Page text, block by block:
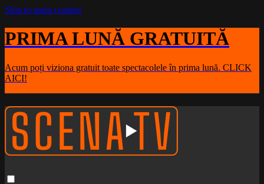
Skip to main content
PRIMA LUNĂ GRATUITĂ
Acum poți viziona gratuit toate spectacolele în prima lună. CLICK
AICI!